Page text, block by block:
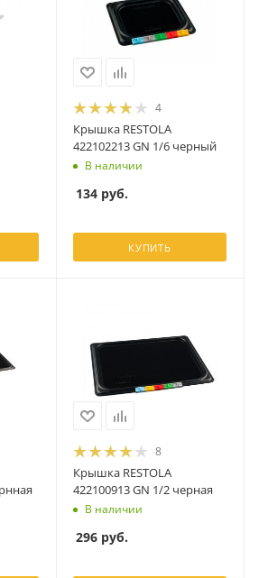
4
Крышка RESTOLA
422102213 GN 1/6 черный
В наличии
134 руб.
КУПИТЬ
8
Крышка RESTOLA
422100913 GN 1/2 черная
В наличии
296 руб.